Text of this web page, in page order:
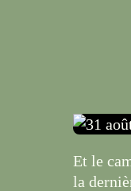
Et le
la